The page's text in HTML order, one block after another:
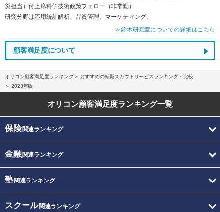
災担当）付上席科学技術政策フェロー（非常勤）
研究分野は応用統計解析、品質管理、マーケティング。
≫鈴木研究室についての詳細はこちら
顧客満足度について
オリコン顧客満足度ランキング
おすすめの転職スカウトサービスランキング・比較
2023年版
オリコン顧客満足度ランキング一覧
保険関連ランキング
金融関連ランキング
塾関連ランキング
スクール関連ランキング